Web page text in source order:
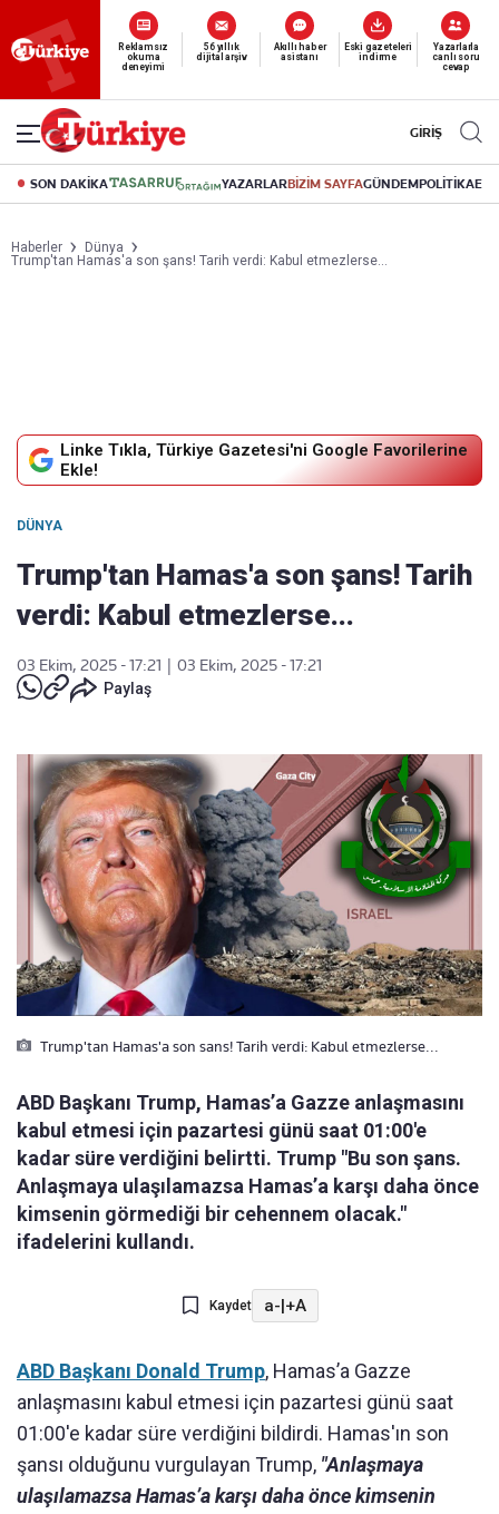
Yeni nesil dijital
abonelik 19 TL’den başlayan fiyatlarla.
GİRİŞ
SON DAKİKA YAZARLARBİZİM SAYFAGÜNDEMPOLİTİKA
Haberler
Dünya
Trump'tan Hamas'a son şans! Tarih verdi: Kabul etmezlerse...
Linke Tıkla, Türkiye Gazetesi'ni Google Favorilerine
Ekle!
DÜNYA
Trump'tan Hamas'a son şans! Tarih
verdi: Kabul etmezlerse...
03 Ekim, 2025 - 17:21
03 Ekim, 2025 - 17:21
Paylaş
Trump'tan Hamas'a son sans! Tarih verdi: Kabul etmezlerse...
ABD Başkanı Trump, Hamas’a Gazze anlaşmasını
kabul etmesi için pazartesi günü saat 01:00'e
kadar süre verdiğini belirtti. Trump "Bu son şans.
Anlaşmaya ulaşılamazsa Hamas’a karşı daha önce
kimsenin görmediği bir cehennem olacak."
ifadelerini kullandı.
Kaydet a-|+A
ABD Başkanı Donald Trump, Hamas’a Gazze
anlaşmasını kabul etmesi için pazartesi günü saat
01:00'e kadar süre verdiğini bildirdi. Hamas'ın son
şansı olduğunu vurgulayan Trump, "Anlaşmaya
ulaşılamazsa Hamas’a karşı daha önce kimsenin